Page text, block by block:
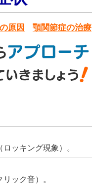
原因 顎関節症の治療
ッキング現象）。
ック音）。